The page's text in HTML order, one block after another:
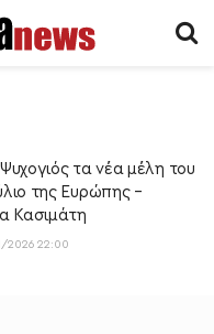
τα νέα μέλη του
της Ευρώπης –
Κασιμάτη
2026 22:00